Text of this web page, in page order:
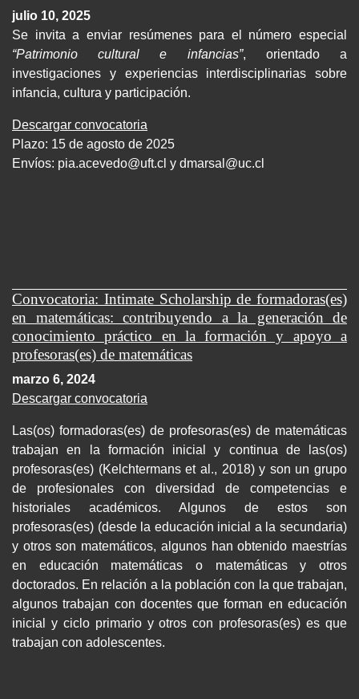
julio 10, 2025
Se invita a enviar resúmenes para el número especial
“Patrimonio cultural e infancias”, orientado a
investigaciones y experiencias interdisciplinarias sobre
infancia, cultura y participación.
Descargar convocatoria
Plazo: 15 de agosto de 2025
Envíos: pia.acevedo@uft.cl y dmarsal@uc.cl
Convocatoria: Intimate Scholarship de formadoras(es)
en matemáticas: contribuyendo a la generación de
conocimiento práctico en la formación y apoyo a
profesoras(es) de matemáticas
marzo 6, 2024
Descargar convocatoria
Las(os) formadoras(es) de profesoras(es) de matemáticas
trabajan en la formación inicial y continua de las(os)
profesoras(es) (Kelchtermans et al., 2018) y son un grupo
de profesionales con diversidad de competencias e
historiales académicos. Algunos de estos son
profesoras(es) (desde la educación inicial a la secundaria)
y otros son matemáticos, algunos han obtenido maestrías
en educación matemáticas o matemáticas y otros
doctorados. En relación a la población con la que trabajan,
algunos trabajan con docentes que forman en educación
inicial y ciclo primario y otros con profesoras(es) es que
trabajan con adolescentes.